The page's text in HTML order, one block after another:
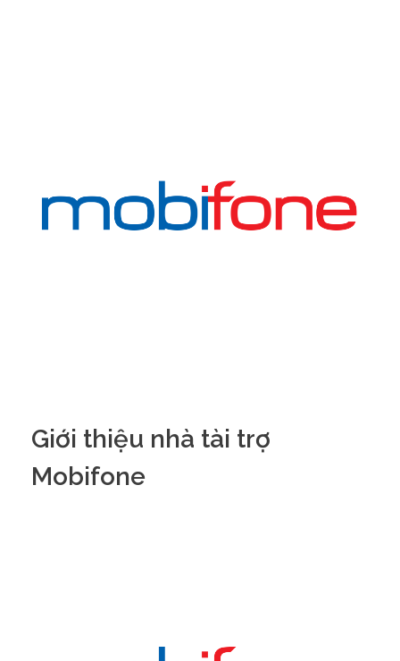
Giới thiệu nhà tài trợ
Mobifone